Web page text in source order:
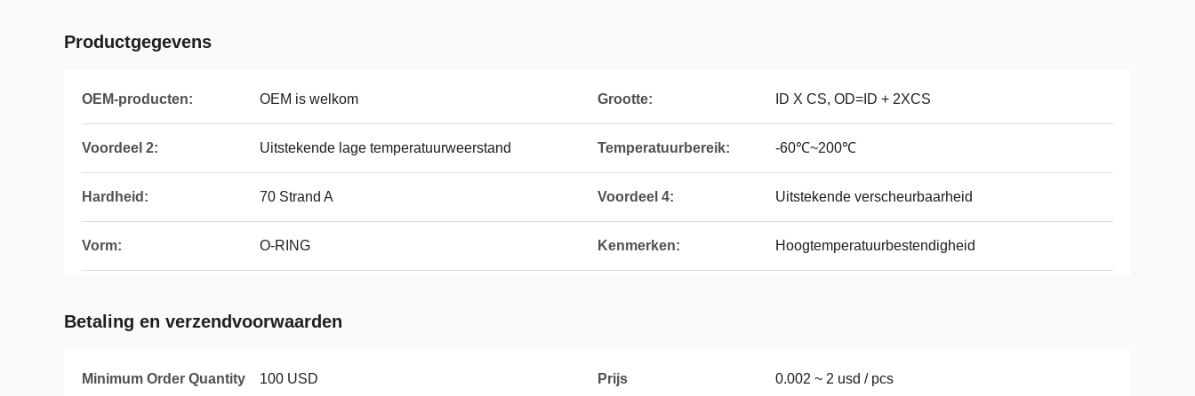
Productgegevens
OEM-producten: OEM is welkom Grootte: ID X CS, OD=ID + 2XCS
Voordeel 2: Uitstekende lage temperatuurweerstand Temperatuurbereik: -60℃~200℃
Hardheid: 70 Strand A Voordeel 4: Uitstekende verscheurbaarheid
Vorm: O-RING Kenmerken: Hoogtemperatuurbestendigheid
Betaling en verzendvoorwaarden
Minimum Order Quantity 100 USD Prijs 0.002 ~ 2 usd / pcs